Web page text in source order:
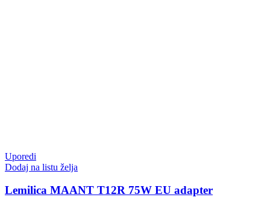
Uporedi
Dodaj na listu želja
Lemilica MAANT T12R 75W EU adapter